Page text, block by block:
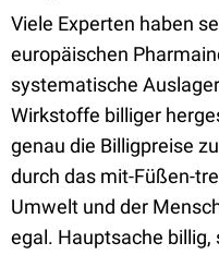
Viele Experten haben
europäischen
systematische
Wirkstoffe billiger
genau die Billigpreise
durch das mit-Füßen-
Umwelt und der
egal. Hauptsache billig,